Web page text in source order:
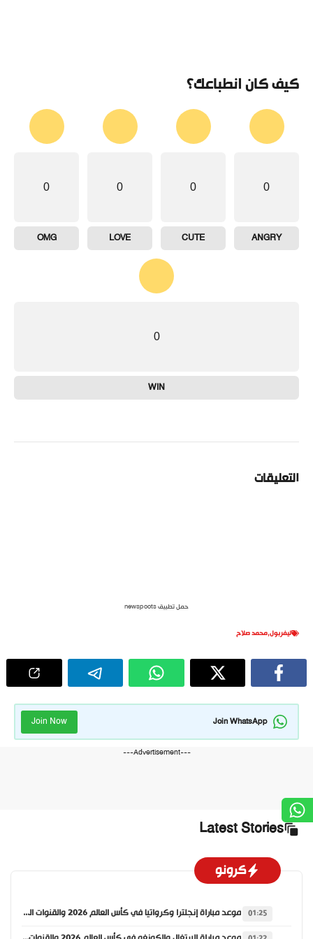
كيف كان انطباعك؟
0
ANGRY
0
CUTE
0
LOVE
0
OMG
0
WIN
التعليقات
حمل تطبيق newspoots
ليفربول,محمد صلاح
Join WhatsApp
Join Now
---Advertisement---
Latest Stories
كرونو
01:25 موعد مباراة إنجلترا وكرواتيا في كأس العالم 2026 والقنوات الناقلة